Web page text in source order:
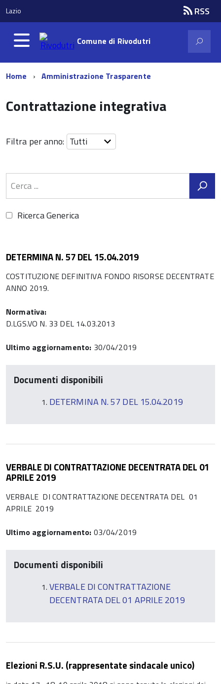
Lazio RSS
Comune di Rivodutri
Home Amministrazione Trasparente
Contrattazione integrativa
Filtra per anno:
Ricerca Generica
DETERMINA N. 57 DEL 15.04.2019
COSTITUZIONE DEFINITIVA FONDO RISORSE DECENTRATE
ANNO 2019.
Normativa:
D.LGS.VO N. 33 DEL 14.03.2013
Ultimo aggiornamento: 30/04/2019
Documenti disponibili
DETERMINA N. 57 DEL 15.04.2019
VERBALE DI CONTRATTAZIONE DECENTRATA DEL 01
APRILE 2019
VERBALE DI CONTRATTAZIONE DECENTRATA DEL 01
APRILE 2019
Ultimo aggiornamento: 03/04/2019
Documenti disponibili
VERBALE DI CONTRATTAZIONE
DECENTRATA DEL 01 APRILE 2019
Elezioni R.S.U. (rappresentate sindacale unico)